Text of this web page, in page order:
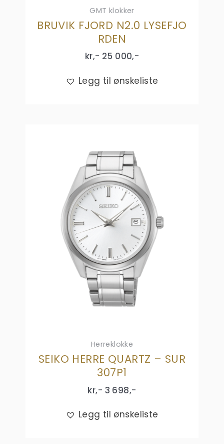
GMT klokker
BRUVIK FJORD N2.0 LYSEFJO
RDEN
kr,- 25 000,-
Legg til ønskeliste
Herreklokke
SEIKO HERRE QUARTZ – SUR
307P1
kr,- 3 698,-
Legg til ønskeliste